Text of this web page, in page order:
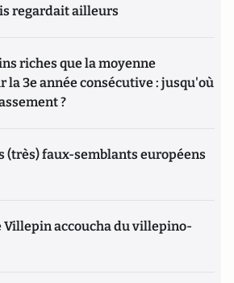
regardait ailleurs
riches que la moyenne
la 3e année consécutive : jusqu'où
?
(très) faux-semblants européens
Villepin accoucha du villepino-